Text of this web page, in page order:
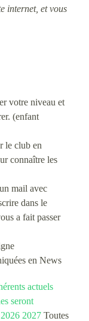
internet, et vous
votre niveau et
(enfant
le club en
connaître les
mail avec
dans le
a fait passer
en News
actuels
seront
2027 Toutes